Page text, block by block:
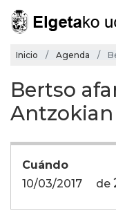
Inicio Agenda
Bertso
Antzokian
Cuándo
10/03/2017
de